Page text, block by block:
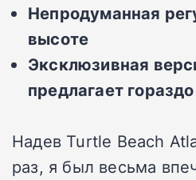
Непродуманная
высоте
Эксклюзивная
предлагает
Надев Turtle Beach
раз, я был весьма